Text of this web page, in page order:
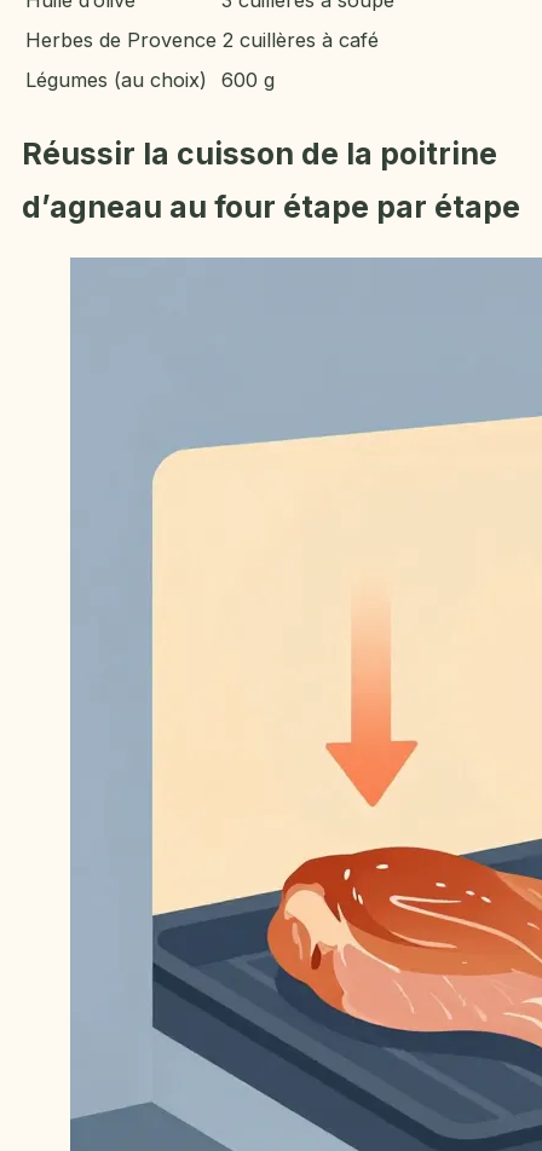
Herbes de Provence 2 cuillères à café
Légumes (au choix)
600 g
Réussir la cuisson de la poitrine
d’agneau au four étape par étape